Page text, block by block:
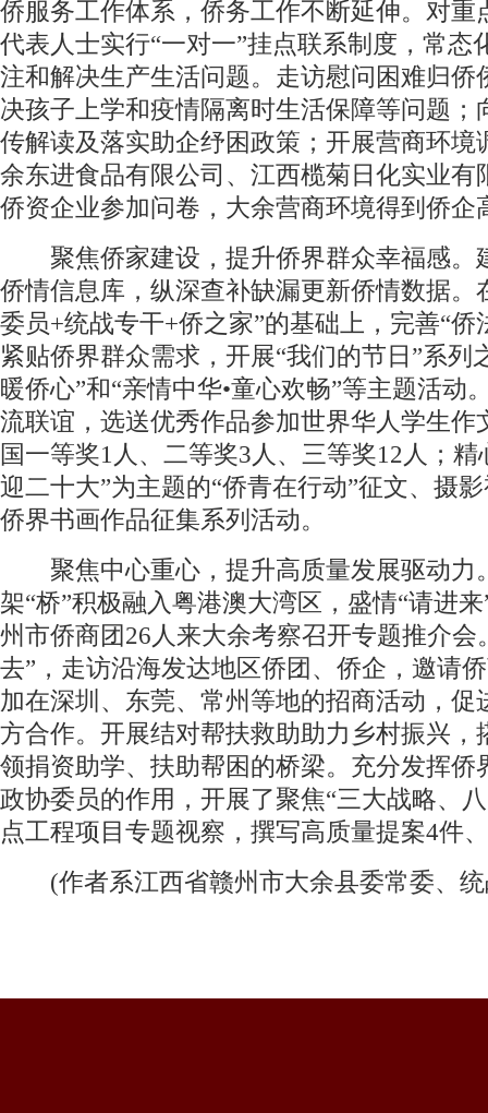
侨服务工作体系，侨务工作不断延伸。对重
代表人士实行“一对一”挂点联系制度，常态
注和解决生产生活问题。走访慰问困难归侨
决孩子上学和疫情隔离时生活保障等问题；
传解读及落实助企纾困政策；开展营商环境
余东进食品有限公司、江西榄菊日化实业有
侨资企业参加问卷，大余营商环境得到侨企
聚焦侨家建设，提升侨界群众幸福感。
侨情信息库，纵深查补缺漏更新侨情数据。
委员+统战专干+侨之家”的基础上，完善“侨
紧贴侨界群众需求，开展“我们的节日”系列
暖侨心”和“亲情中华•童心欢畅”等主题活动
流联谊，选送优秀作品参加世界华人学生作
国一等奖1人、二等奖3人、三等奖12人；精
迎二十大”为主题的“侨青在行动”征文、摄
侨界书画作品征集系列活动。
聚焦中心重心，提升高质量发展驱动力
架“桥”积极融入粤港澳大湾区，盛情“请进
州市侨商团26人来大余考察召开专题推介会
去”，走访沿海发达地区侨团、侨企，邀请
加在深圳、东莞、常州等地的招商活动，促
方合作。开展结对帮扶救助助力乡村振兴，
领捐资助学、扶助帮困的桥梁。充分发挥侨
政协委员的作用，开展了聚焦“三大战略、
点工程项目专题视察，撰写高质量提案4件
(作者系江西省赣州市大余县委常委、统